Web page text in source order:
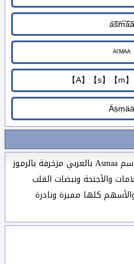
تشكيلة جميلة وحلوة من زخارف إسم Asmaa بالعربي مزخرفة بالرموز
والأجنحة ونبضات القلب
كلها مميزة ونادرة